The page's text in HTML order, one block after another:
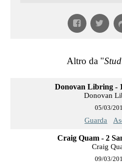
Altro da "
Donovan Libring -
Donovan
05/03/
Guarda
Craig Quam - 2
Craig
09/03/